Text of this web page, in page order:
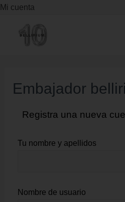
Ir
contenido
Mi cuenta
Embajador
Registra una nueva
Tu nombre y apellidos
Nombre de usuario